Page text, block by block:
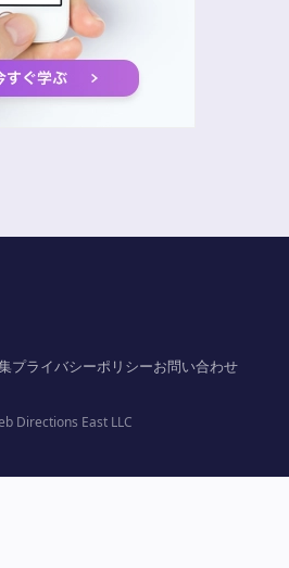
プライバシーポリシーお問い合わせ
Directions East LLC